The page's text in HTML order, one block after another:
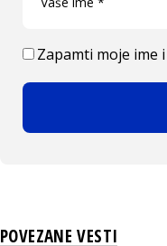
Zapamti moje ime
POVEZANE VESTI